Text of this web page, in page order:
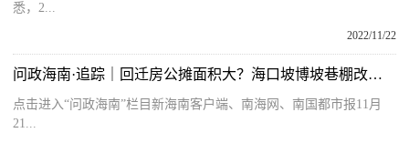
悉，2...
2022/11/22
问政海南·追踪｜回迁房公摊面积大？海口坡博坡巷棚改项目再遭业主质疑
点击进入“问政海南”栏目新海南客户端、南海网、南国都市报11月
21...